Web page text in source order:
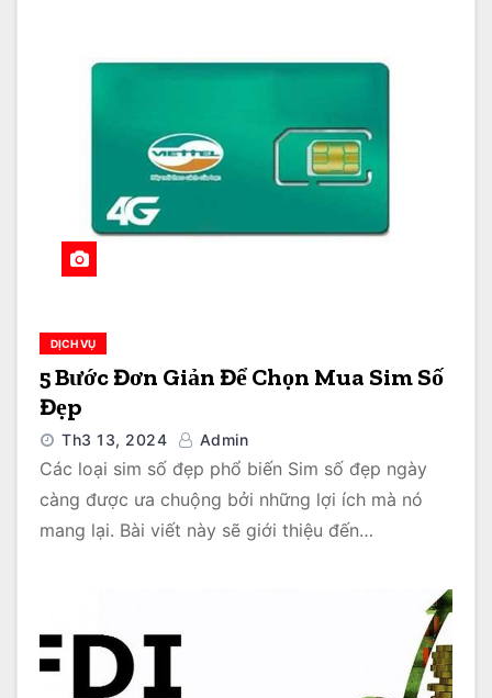
DỊCH VỤ
5 Bước Đơn Giản Để Chọn Mua Sim Số
Đẹp
Th3 13, 2024 Admin
Các loại sim số đẹp phổ biến Sim số đẹp ngày
càng được ưa chuộng bởi những lợi ích mà nó
mang lại. Bài viết này sẽ giới thiệu đến…